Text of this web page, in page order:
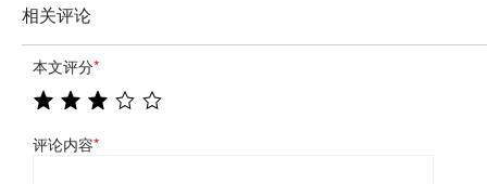
相关评论
本文评分*
评论内容*